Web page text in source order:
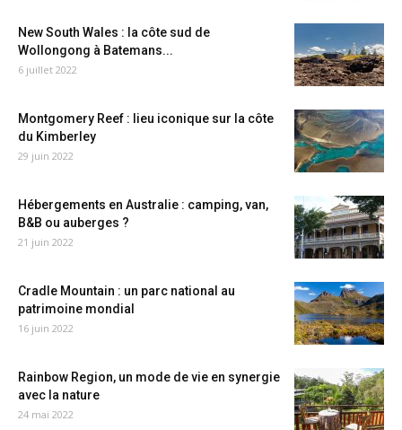
New South Wales : la côte sud de
Wollongong à Batemans...
6 juillet 2022
Montgomery Reef : lieu iconique sur la côte
du Kimberley
29 juin 2022
Hébergements en Australie : camping, van,
B&B ou auberges ?
21 juin 2022
Cradle Mountain : un parc national au
patrimoine mondial
16 juin 2022
Rainbow Region, un mode de vie en synergie
avec la nature
24 mai 2022